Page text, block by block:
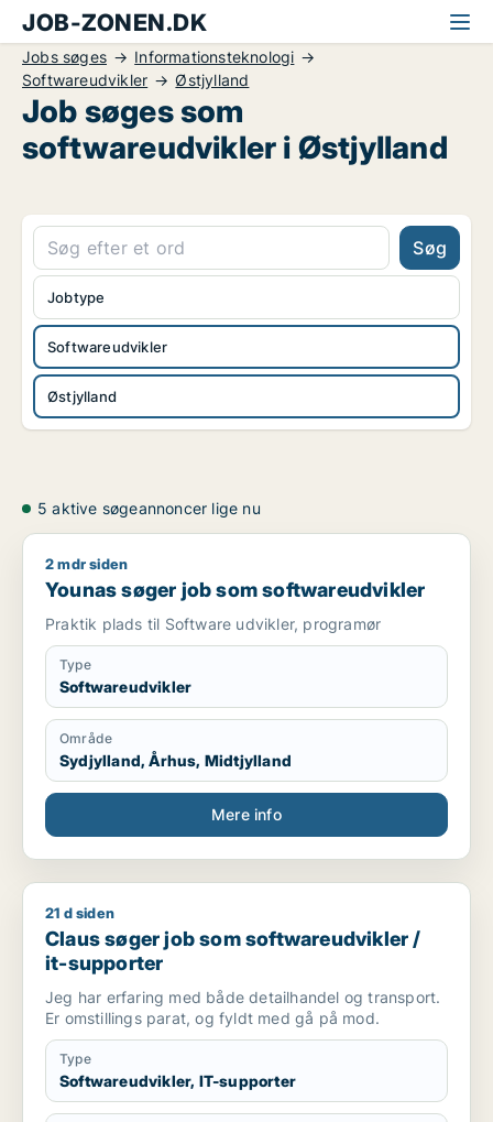
JOB-ZONEN.DK
Jobs søges
Informationsteknologi
Softwareudvikler
Østjylland
Job søges som
softwareudvikler i Østjylland
Søg
Softwareudvikler
Østjylland
Jobtype
5 aktive søgeannoncer lige nu
Younas søger job som softwareudvikler
2 mdr siden
Younas søger job som softwareudvikler
Praktik plads til Software udvikler, programør
Type
Softwareudvikler
Område
Sydjylland, Århus, Midtjylland
Mere info
Claus søger job som softwareudvikler / it-supporter
21 d siden
Claus søger job som softwareudvikler /
it-supporter
Jeg har erfaring med både detailhandel og transport.
Er omstillings parat, og fyldt med gå på mod.
Type
Softwareudvikler, IT-supporter